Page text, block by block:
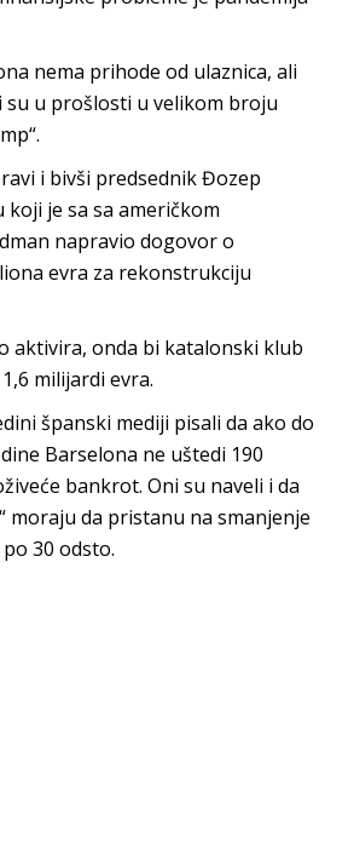
nema prihode od ulaznica, ali
u prošlosti u velikom broju
i bivši predsednik Đozep
je sa sa američkom
napravio dogovor o
evra za rekonstrukciju
aktivira, onda bi katalonski klub
milijardi evra.
španski mediji pisali da ako do
Barselona ne uštedi 190
bankrot. Oni su naveli i da
moraju da pristanu na smanjenje
30 odsto.